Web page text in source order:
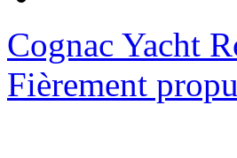
Cognac Yacht
Fièrement